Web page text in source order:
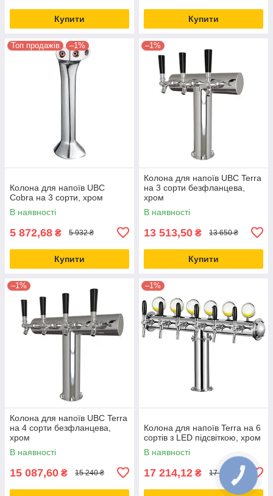
Купити Купити
Топ продажів –1%
Колона для напоїв UBC
Cobra на 3 сорти, хром
В наявності
5 872,68 ₴ 5 932 ₴
Купити
–1%
Колона для напоїв UBC Terra
на 3 сорти безфланцева,
хром
В наявності
13 513,50 ₴ 13 650 ₴
Купити
–1%
Колона для напоїв UBC Terra
на 4 сорти безфланцева,
хром
В наявності
15 087,60 ₴ 15 240 ₴
–1%
Колона для напоїв Terra на 6
сортів з LED підсвіткою, хром
В наявності
17 214,12 ₴ 17 388 ₴